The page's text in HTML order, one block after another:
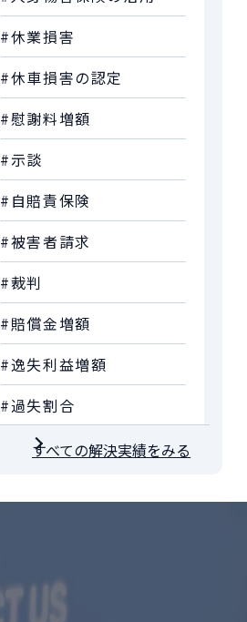
#休業損害
#休車損害の認定
#慰謝料増額
#示談
#自賠責保険
#被害者請求
#裁判
#賠償金増額
#逸失利益増額
#過失割合
すべての解決実績をみる